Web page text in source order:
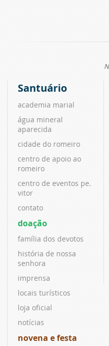
Santuário
academia marial
água mineral
aparecida
cidade do romeiro
centro de apoio ao
romeiro
centro de eventos pe.
vitor
contato
doação
família dos devotos
história de nossa
senhora
imprensa
locais turísticos
loja oficial
notícias
novena e festa